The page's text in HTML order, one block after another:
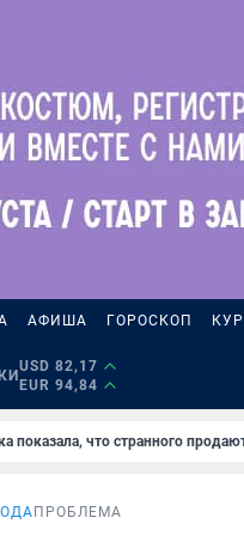
АФИША ГОРОСКОП
USD 82,17
EUR 94,84
показала, что странного
ПРОБЛЕМА